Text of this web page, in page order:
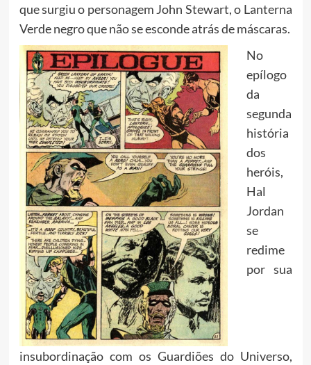
que surgiu o personagem John Stewart, o Lanterna
Verde negro que não se esconde atrás de máscaras.
No
epílogo
da
segunda
história
dos
heróis,
Hal
Jordan
se
redime
por sua
insubordinação com os Guardiões do Universo,